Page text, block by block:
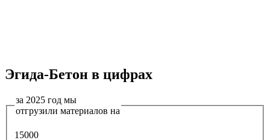
Эгида-Бетон в цифрах
за 2025 год мы
отгрузили материалов на
15000